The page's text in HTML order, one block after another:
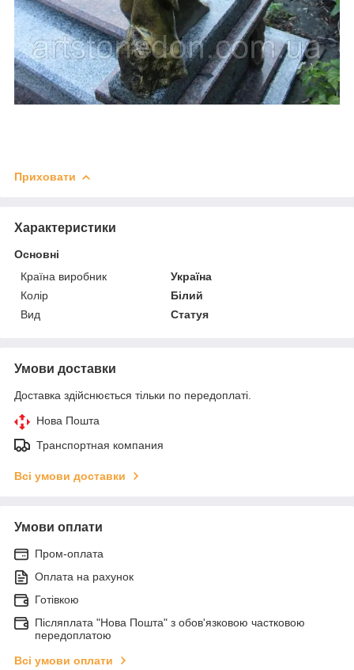
Приховати
Характеристики
Основні
Країна виробник
Україна
Колір
Білий
Вид
Статуя
Умови доставки
Доставка здійснюється тільки по передоплаті.
Нова Пошта
Транспортная компания
Всі умови доставки
Умови оплати
Пром-оплата
Оплата на рахунок
Готівкою
Післяплата "Нова Пошта" з обов'язковою частковою
передоплатою
Всі умови оплати